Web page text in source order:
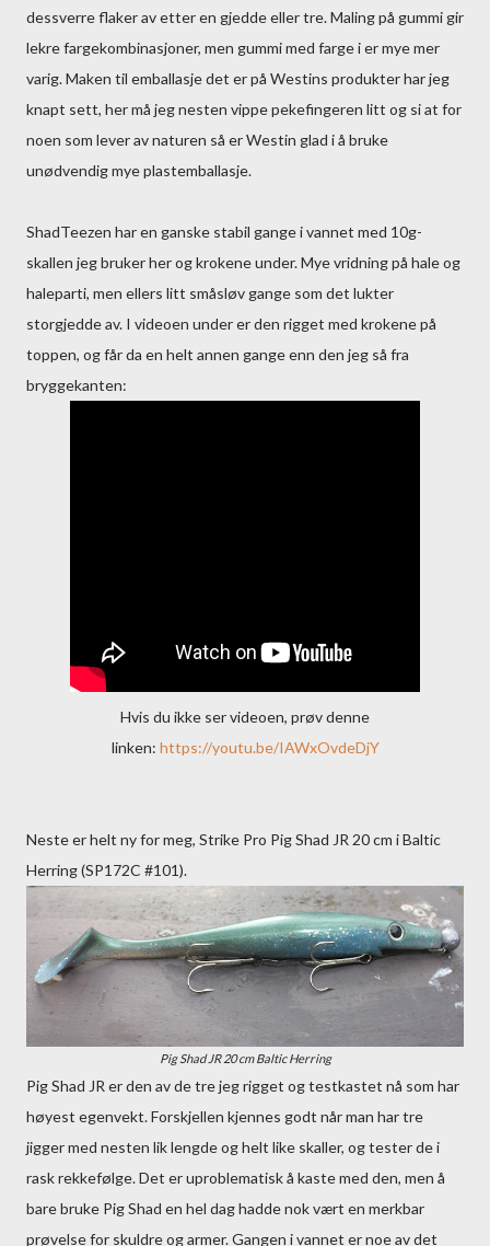
dessverre flaker av etter en gjedde eller tre. Maling på gummi gir
lekre fargekombinasjoner, men gummi med farge i er mye mer
varig. Maken til emballasje det er på Westins produkter har jeg
knapt sett, her må jeg nesten vippe pekefingeren litt og si at for
noen som lever av naturen så er Westin glad i å bruke
unødvendig mye plastemballasje.
ShadTeezen har en ganske stabil gange i vannet med 10g-
skallen jeg bruker her og krokene under. Mye vridning på hale og
haleparti, men ellers litt småsløv gange som det lukter
storgjedde av. I videoen under er den rigget med krokene på
toppen, og får da en helt annen gange enn den jeg så fra
bryggekanten:
Hvis du ikke ser videoen, prøv denne
linken: https://youtu.be/IAWxOvdeDjY
Neste er helt ny for meg, Strike Pro Pig Shad JR 20 cm i Baltic
Herring (SP172C #101).
Pig Shad JR 20 cm Baltic Herring
Pig Shad JR er den av de tre jeg rigget og testkastet nå som har
høyest egenvekt. Forskjellen kjennes godt når man har tre
jigger med nesten lik lengde og helt like skaller, og tester de i
rask rekkefølge. Det er uproblematisk å kaste med den, men å
bare bruke Pig Shad en hel dag hadde nok vært en merkbar
prøvelse for skuldre og armer. Gangen i vannet er noe av det